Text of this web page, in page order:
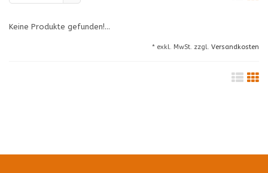
angesehen
Keine Produkte gefunden!...
* exkl. MwSt. zzgl. Versandkosten